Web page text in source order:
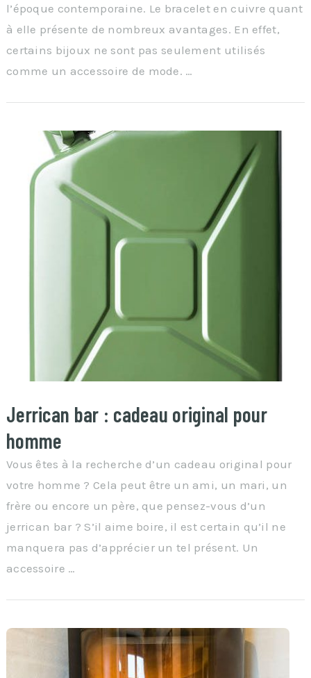
l’époque contemporaine. Le bracelet en cuivre quant
à elle présente de nombreux avantages. En effet,
certains bijoux ne sont pas seulement utilisés
comme un accessoire de mode. …
Jerrican bar : cadeau original pour
homme
Vous êtes à la recherche d’un cadeau original pour
votre homme ? Cela peut être un ami, un mari, un
frère ou encore un père, que pensez-vous d’un
jerrican bar ? S’il aime boire, il est certain qu’il ne
manquera pas d’apprécier un tel présent. Un
accessoire …